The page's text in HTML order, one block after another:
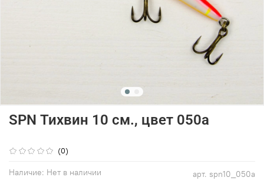
(0)
арт. spn10_050a
Наличие: Нет в наличии
SPN Тихвин 10 см., цвет 050a